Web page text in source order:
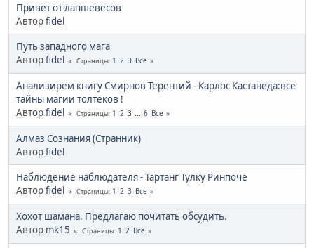
Привет от лапшевесов
Авторfidel
Путь западного мага
Авторfidel Страницы 1 2 3 Все
Анализирем книгу Смирнов Терентий - Карлос Кастанеда:все
тайны магии толтеков !
Авторfidel Страницы 1 2 3 ... 6 Все
Алмаз Сознания (Странник)
Авторfidel
Наблюдение наблюдателя - Тартанг Тулку Ринпоче
Авторfidel Страницы 1 2 3 Все
Хохот шамана. Предлагаю почитать обсудить.
Автор mk15 Страницы 1 2 Все